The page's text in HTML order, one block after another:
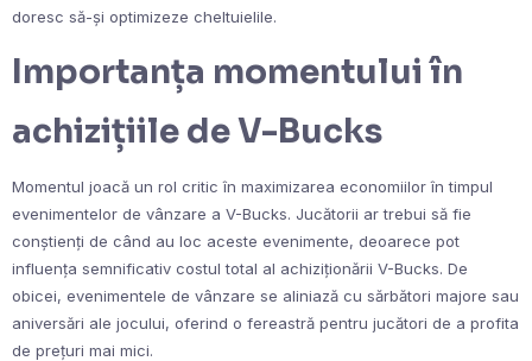
doresc să-și optimizeze cheltuielile.
Importanța momentului în
achizițiile de V-Bucks
Momentul joacă un rol critic în maximizarea economiilor în timpul
evenimentelor de vânzare a V-Bucks. Jucătorii ar trebui să fie
conștienți de când au loc aceste evenimente, deoarece pot
influența semnificativ costul total al achiziționării V-Bucks. De
obicei, evenimentele de vânzare se aliniază cu sărbători majore sau
aniversări ale jocului, oferind o fereastră pentru jucători de a profita
de prețuri mai mici.